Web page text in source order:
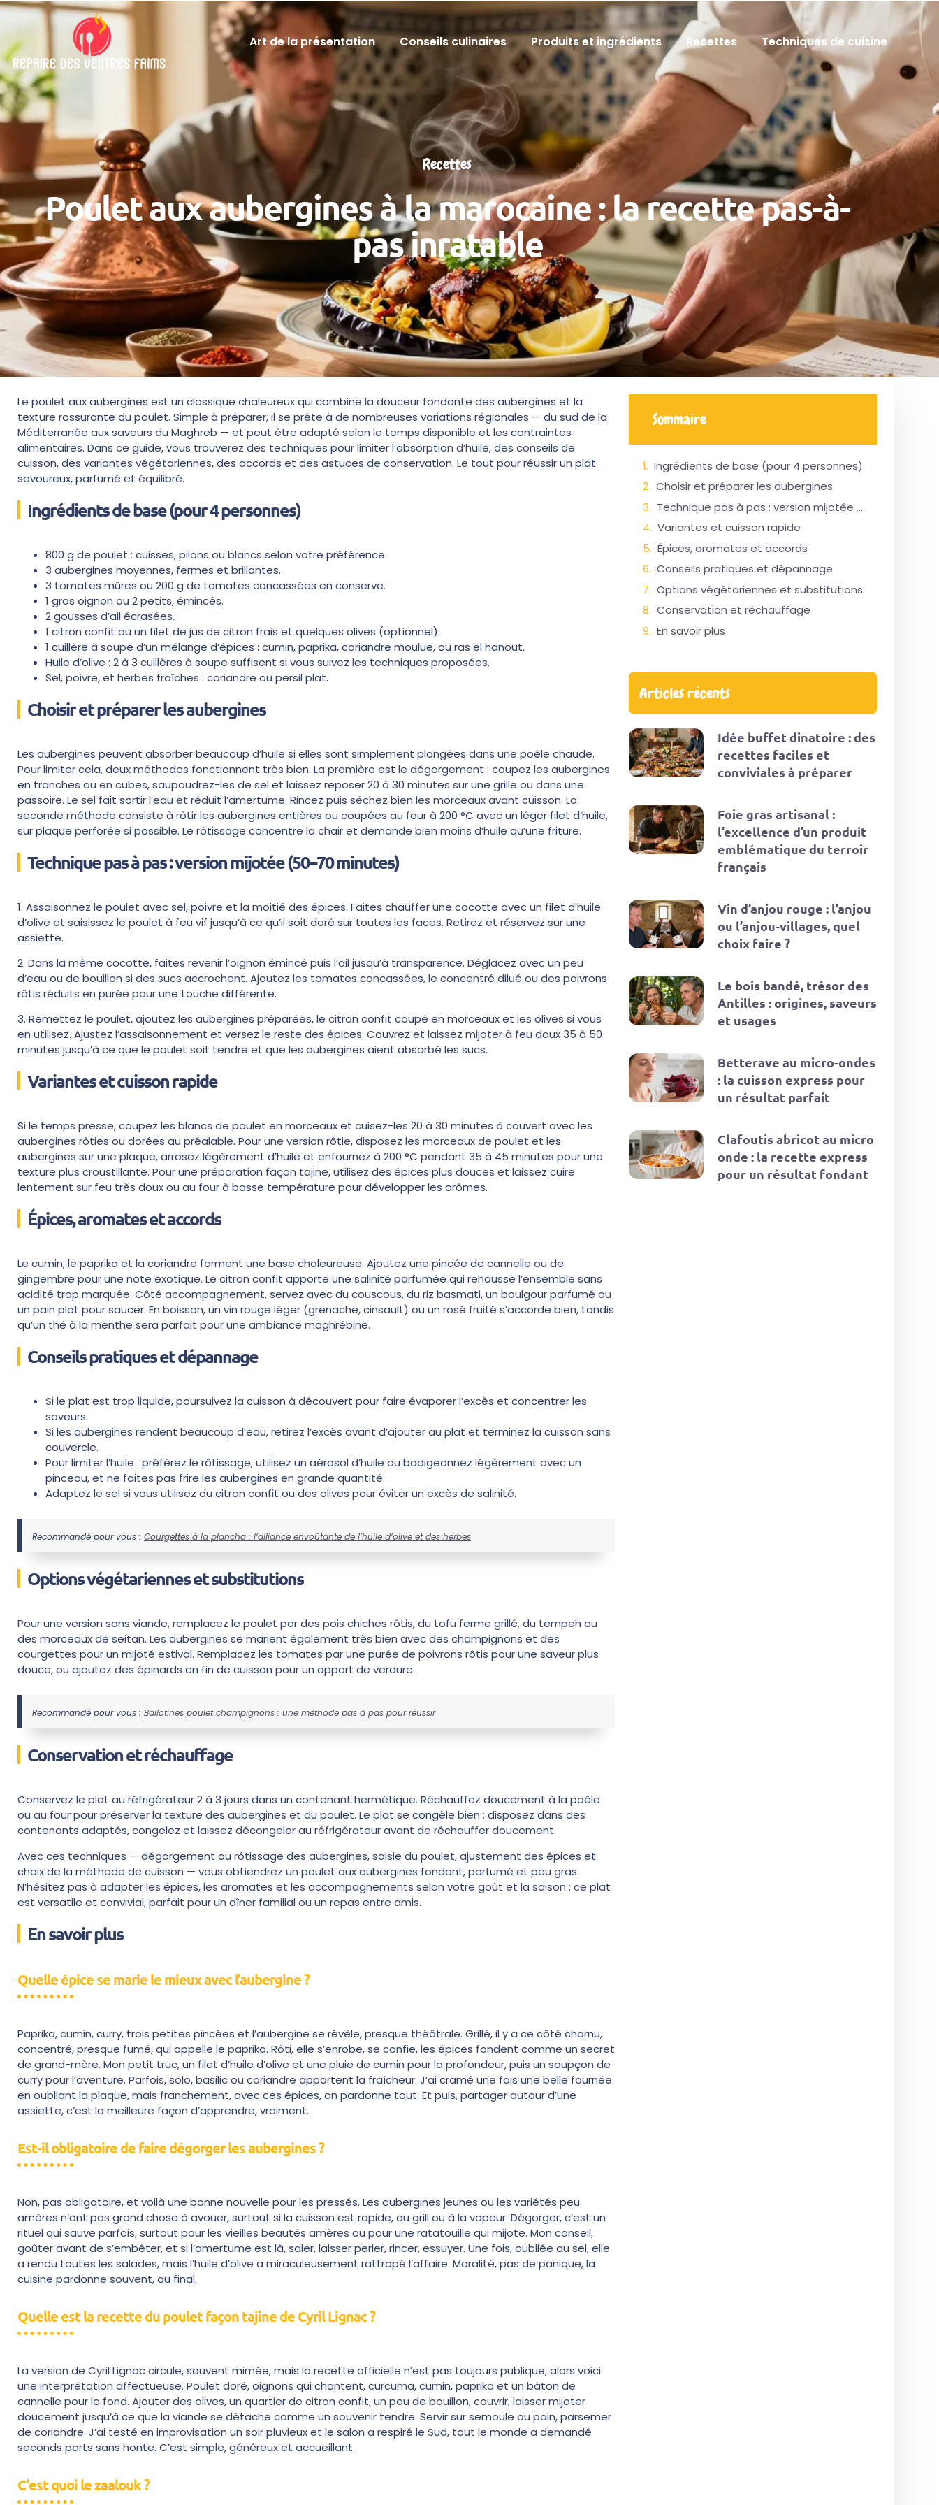
Art de la présentation Conseils culinaires Produits et ingrédients Recettes Techniques de cuisine
Recettes
Poulet aux aubergines à la marocaine : la recette pas-à-
pas inratable
Le poulet aux aubergines est un classique chaleureux qui combine la douceur fondante des aubergines et la
texture rassurante du poulet. Simple à préparer, il se prête à de nombreuses variations régionales — du sud de la
Méditerranée aux saveurs du Maghreb — et peut être adapté selon le temps disponible et les contraintes
alimentaires. Dans ce guide, vous trouverez des techniques pour limiter l’absorption d’huile, des conseils de
cuisson, des variantes végétariennes, des accords et des astuces de conservation. Le tout pour réussir un plat
savoureux, parfumé et équilibré.
Ingrédients de base (pour 4 personnes)
800 g de poulet : cuisses, pilons ou blancs selon votre préférence.
3 aubergines moyennes, fermes et brillantes.
3 tomates mûres ou 200 g de tomates concassées en conserve.
1 gros oignon ou 2 petits, émincés.
2 gousses d’ail écrasées.
1 citron confit ou un filet de jus de citron frais et quelques olives (optionnel).
1 cuillère à soupe d’un mélange d’épices : cumin, paprika, coriandre moulue, ou ras el hanout.
Huile d’olive : 2 à 3 cuillères à soupe suffisent si vous suivez les techniques proposées.
Sel, poivre, et herbes fraîches : coriandre ou persil plat.
Choisir et préparer les aubergines
Les aubergines peuvent absorber beaucoup d’huile si elles sont simplement plongées dans une poêle chaude.
Pour limiter cela, deux méthodes fonctionnent très bien. La première est le dégorgement : coupez les aubergines
en tranches ou en cubes, saupoudrez-les de sel et laissez reposer 20 à 30 minutes sur une grille ou dans une
passoire. Le sel fait sortir l’eau et réduit l’amertume. Rincez puis séchez bien les morceaux avant cuisson. La
seconde méthode consiste à rôtir les aubergines entières ou coupées au four à 200 °C avec un léger filet d’huile,
sur plaque perforée si possible. Le rôtissage concentre la chair et demande bien moins d’huile qu’une friture.
Technique pas à pas : version mijotée (50–70 minutes)
1. Assaisonnez le poulet avec sel, poivre et la moitié des épices. Faites chauffer une cocotte avec un filet d’huile
d’olive et saisissez le poulet à feu vif jusqu’à ce qu’il soit doré sur toutes les faces. Retirez et réservez sur une
assiette.
2. Dans la même cocotte, faites revenir l’oignon émincé puis l’ail jusqu’à transparence. Déglacez avec un peu
d’eau ou de bouillon si des sucs accrochent. Ajoutez les tomates concassées, le concentré dilué ou des poivrons
rôtis réduits en purée pour une touche différente.
3. Remettez le poulet, ajoutez les aubergines préparées, le citron confit coupé en morceaux et les olives si vous
en utilisez. Ajustez l’assaisonnement et versez le reste des épices. Couvrez et laissez mijoter à feu doux 35 à 50
minutes jusqu’à ce que le poulet soit tendre et que les aubergines aient absorbé les sucs.
Variantes et cuisson rapide
Si le temps presse, coupez les blancs de poulet en morceaux et cuisez-les 20 à 30 minutes à couvert avec les
aubergines rôties ou dorées au préalable. Pour une version rôtie, disposez les morceaux de poulet et les
aubergines sur une plaque, arrosez légèrement d’huile et enfournez à 200 °C pendant 35 à 45 minutes pour une
texture plus croustillante. Pour une préparation façon tajine, utilisez des épices plus douces et laissez cuire
lentement sur feu très doux ou au four à basse température pour développer les arômes.
Épices, aromates et accords
Le cumin, le paprika et la coriandre forment une base chaleureuse. Ajoutez une pincée de cannelle ou de
gingembre pour une note exotique. Le citron confit apporte une salinité parfumée qui rehausse l’ensemble sans
acidité trop marquée. Côté accompagnement, servez avec du couscous, du riz basmati, un boulgour parfumé ou
un pain plat pour saucer. En boisson, un vin rouge léger (grenache, cinsault) ou un rosé fruité s’accorde bien, tandis
qu’un thé à la menthe sera parfait pour une ambiance maghrébine.
Conseils pratiques et dépannage
Si le plat est trop liquide, poursuivez la cuisson à découvert pour faire évaporer l’excès et concentrer les
saveurs.
Si les aubergines rendent beaucoup d’eau, retirez l’excès avant d’ajouter au plat et terminez la cuisson sans
couvercle.
Pour limiter l’huile : préférez le rôtissage, utilisez un aérosol d’huile ou badigeonnez légèrement avec un
pinceau, et ne faites pas frire les aubergines en grande quantité.
Adaptez le sel si vous utilisez du citron confit ou des olives pour éviter un excès de salinité.
Recommandé pour vous : Courgettes à la plancha : l’alliance envoûtante de l’huile d’olive et des herbes
Options végétariennes et substitutions
Pour une version sans viande, remplacez le poulet par des pois chiches rôtis, du tofu ferme grillé, du tempeh ou
des morceaux de seitan. Les aubergines se marient également très bien avec des champignons et des
courgettes pour un mijoté estival. Remplacez les tomates par une purée de poivrons rôtis pour une saveur plus
douce, ou ajoutez des épinards en fin de cuisson pour un apport de verdure.
Recommandé pour vous : Ballotines poulet champignons : une méthode pas à pas pour réussir
Conservation et réchauffage
Conservez le plat au réfrigérateur 2 à 3 jours dans un contenant hermétique. Réchauffez doucement à la poêle
ou au four pour préserver la texture des aubergines et du poulet. Le plat se congèle bien : disposez dans des
contenants adaptés, congelez et laissez décongeler au réfrigérateur avant de réchauffer doucement.
Avec ces techniques — dégorgement ou rôtissage des aubergines, saisie du poulet, ajustement des épices et
choix de la méthode de cuisson — vous obtiendrez un poulet aux aubergines fondant, parfumé et peu gras.
N’hésitez pas à adapter les épices, les aromates et les accompagnements selon votre goût et la saison : ce plat
est versatile et convivial, parfait pour un dîner familial ou un repas entre amis.
En savoir plus
Quelle épice se marie le mieux avec l’aubergine ?
Paprika, cumin, curry, trois petites pincées et l’aubergine se révèle, presque théâtrale. Grillé, il y a ce côté charnu,
concentré, presque fumé, qui appelle le paprika. Rôti, elle s’enrobe, se confie, les épices fondent comme un secret
de grand-mère. Mon petit truc, un filet d’huile d’olive et une pluie de cumin pour la profondeur, puis un soupçon de
curry pour l’aventure. Parfois, solo, basilic ou coriandre apportent la fraîcheur. J’ai cramé une fois une belle fournée
en oubliant la plaque, mais franchement, avec ces épices, on pardonne tout. Et puis, partager autour d’une
assiette, c’est la meilleure façon d’apprendre, vraiment.
Est-il obligatoire de faire dégorger les aubergines ?
Non, pas obligatoire, et voilà une bonne nouvelle pour les pressés. Les aubergines jeunes ou les variétés peu
amères n’ont pas grand chose à avouer, surtout si la cuisson est rapide, au grill ou à la vapeur. Dégorger, c’est un
rituel qui sauve parfois, surtout pour les vieilles beautés amères ou pour une ratatouille qui mijote. Mon conseil,
goûter avant de s’embêter, et si l’amertume est là, saler, laisser perler, rincer, essuyer. Une fois, oubliée au sel, elle
a rendu toutes les salades, mais l’huile d’olive a miraculeusement rattrapé l’affaire. Moralité, pas de panique, la
cuisine pardonne souvent, au final.
Quelle est la recette du poulet façon tajine de Cyril Lignac ?
La version de Cyril Lignac circule, souvent mimée, mais la recette officielle n’est pas toujours publique, alors voici
une interprétation affectueuse. Poulet doré, oignons qui chantent, curcuma, cumin, paprika et un bâton de
cannelle pour le fond. Ajouter des olives, un quartier de citron confit, un peu de bouillon, couvrir, laisser mijoter
doucement jusqu’à ce que la viande se détache comme un souvenir tendre. Servir sur semoule ou pain, parsemer
de coriandre. J’ai testé en improvisation un soir pluvieux et le salon a respiré le Sud, tout le monde a demandé
seconds parts sans honte. C’est simple, généreux et accueillant.
C’est quoi le zaalouk ?
Sommaire
Ingrédients de base (pour 4 personnes)
Choisir et préparer les aubergines
Technique pas à pas : version mijotée (50–70 minutes)
Variantes et cuisson rapide
Épices, aromates et accords
Conseils pratiques et dépannage
Options végétariennes et substitutions
Conservation et réchauffage
En savoir plus
Articles récents
Idée buffet dinatoire : des
recettes faciles et
conviviales à préparer
Foie gras artisanal :
l’excellence d’un produit
emblématique du terroir
français
Vin d’anjou rouge : l’anjou
ou l’anjou-villages, quel
choix faire ?
Le bois bandé, trésor des
Antilles : origines, saveurs
et usages
Betterave au micro-ondes
: la cuisson express pour
un résultat parfait
Clafoutis abricot au micro
onde : la recette express
pour un résultat fondant